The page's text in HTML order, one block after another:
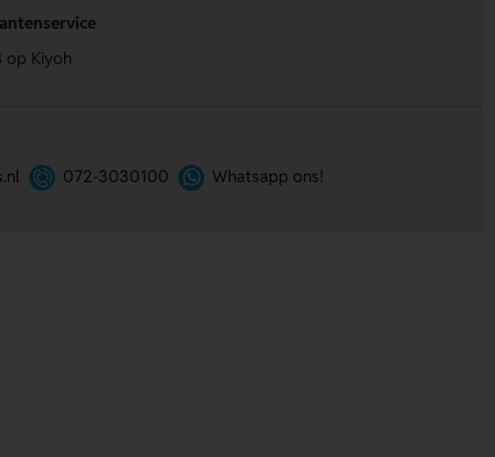
op Kiyoh
072-3030100 Whatsapp ons!